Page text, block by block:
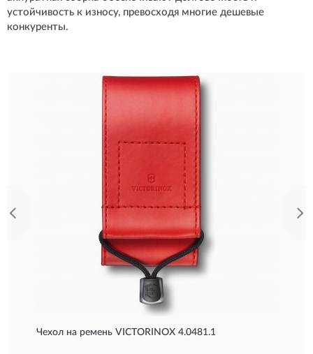
устойчивость к износу, превосходя многие дешевые
конкуренты.
Чехол на ремень VICTORINOX 4.0481.1